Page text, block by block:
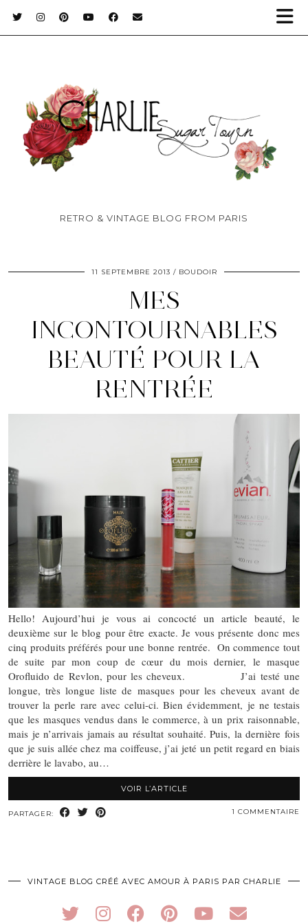
RETRO & VINTAGE BLOG FROM PARIS
11 SEPTEMBRE 2013 BOUDOIR
MES
INCONTOURNABLES
BEAUTÉ POUR LA
RENTRÉE
Hello! Aujourd’hui je vous ai concocté un article beauté, le
deuxième sur le blog pour être exacte. Je vous présente donc mes
cinq produits préférés pour une bonne rentrée. On commence tout
de suite par mon coup de cœur du mois dernier, le masque
Orofluido de Revlon, pour les cheveux. J’ai testé une
longue, très longue liste de masques pour les cheveux avant de
trouver la perle rare avec celui-ci. Bien évidemment, je ne testais
que les masques vendus dans le commerce, à un prix raisonnable,
mais je n’arrivais jamais au résultat souhaité. Puis, la dernière fois
que je suis allée chez ma coiffeuse, j’ai jeté un petit regard en biais
derrière le lavabo, au…
VOIR L’ARTICLE
PARTAGER: 1 COMMENTAIRE
VINTAGE BLOG CRÉÉ AVEC AMOUR À PARIS PAR CHARLIE